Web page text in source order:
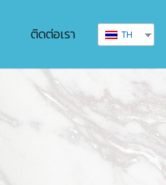
ติดต่อเรา TH